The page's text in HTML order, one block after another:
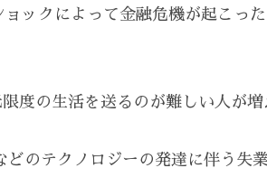
ックによって金融危機が起こった
度の生活を送るのが難しい人が増
のテクノロジーの発達に伴う失